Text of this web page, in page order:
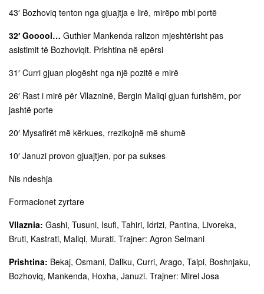
43′ Bozhoviq tenton nga gjuajtja e lirë, mirëpo mbi portë
32′ Gooool… Guthier Mankenda ralizon mjeshtërisht pas
asistimit të Bozhoviqit. Prishtina në epërsi
31′ Curri gjuan plogësht nga një pozitë e mirë
26′ Rast i mirë për Vllazninë, Bergin Maliqi gjuan furishëm, por
jashtë porte
20′ Mysafirët më kërkues, rrezikojnë më shumë
10′ Januzi provon gjuajtjen, por pa sukses
Nis ndeshja
Formacionet zyrtare
Vllaznia: Gashi, Tusuni, Isufi, Tahiri, Idrizi, Pantina, Livoreka,
Bruti, Kastrati, Maliqi, Murati. Trajner: Agron Selmani
Prishtina: Bekaj, Osmani, Dallku, Curri, Arago, Taipi, Boshnjaku,
Bozhoviq, Mankenda, Hoxha, Januzi. Trajner: Mirel Josa